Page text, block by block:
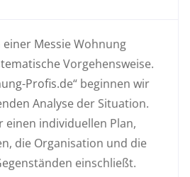
Messie Wohnung
Vorgehensweise.
Profis.de“ beginnen wir
Analyse der Situation.
einen individuellen Plan,
die Organisation und die
einschließt.